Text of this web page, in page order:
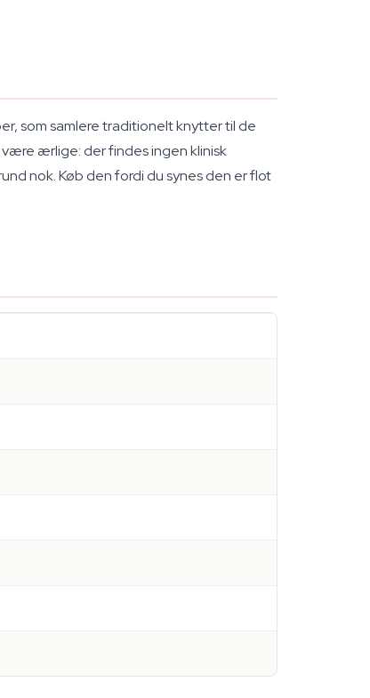
som samlere traditionelt knytter til de
ærlige: der findes ingen klinisk
nok. Køb den fordi du synes den er flot